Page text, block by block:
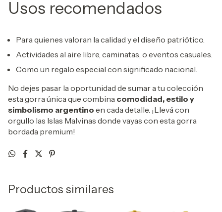
Usos recomendados
Para quienes valoran la calidad y el diseño patriótico.
Actividades al aire libre, caminatas, o eventos casuales.
Como un regalo especial con significado nacional.
No dejes pasar la oportunidad de sumar a tu colección
esta gorra única que combina comodidad, estilo y
simbolismo argentino en cada detalle. ¡Llevá con
orgullo las Islas Malvinas donde vayas con esta gorra
bordada premium!
Productos similares